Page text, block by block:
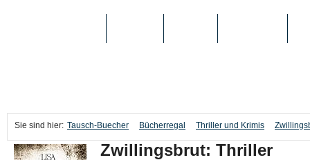
Sie sind hier: Tausch-Buecher Bücherregal Thriller und Krimis
Zwillingsbrut: Thriller